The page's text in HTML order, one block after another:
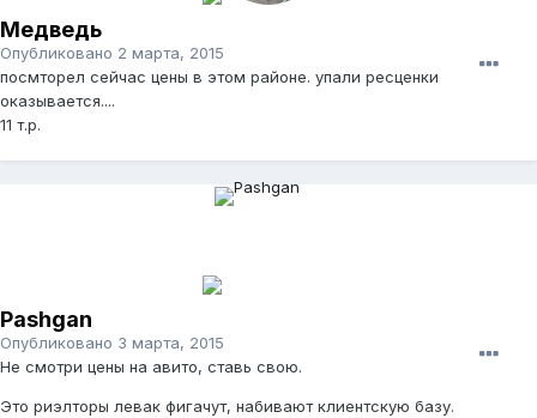
Медведь
Опубликовано 2 марта, 2015
посмторел сейчас цены в этом районе. упали ресценки
оказывается....
11 т.р.
Pashgan
Опубликовано 3 марта, 2015
Не смотри цены на авито, ставь свою.
Это риэлторы левак фигачут, набивают клиентскую базу.